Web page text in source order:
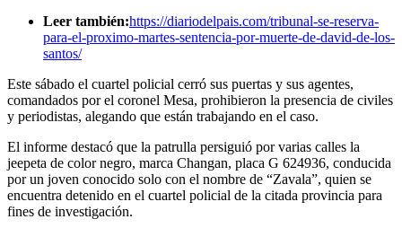
Leer también:https://diariodelpais.com/tribunal-se-reserva-
para-el-proximo-martes-sentencia-por-muerte-de-david-de-los-
santos/
Este sábado el cuartel policial cerró sus puertas y sus agentes,
comandados por el coronel Mesa, prohibieron la presencia de civiles
y periodistas, alegando que están trabajando en el caso.
El informe destacó que la patrulla persiguió por varias calles la
jeepeta de color negro, marca Changan, placa G 624936, conducida
por un joven conocido solo con el nombre de “Zavala”, quien se
encuentra detenido en el cuartel policial de la citada provincia para
fines de investigación.